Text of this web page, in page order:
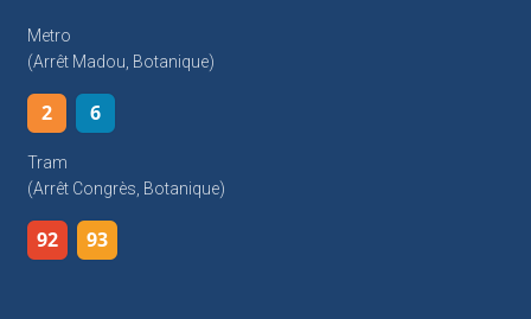
Metro
(arrêt Madou, Botanique)
2 6
Tram
(arrêt Congrès, Botanique)
92 93